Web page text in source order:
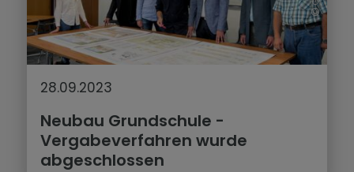
28.09.2023
Neubau Grundschule -
Vergabeverfahren wurde
abgeschlossen